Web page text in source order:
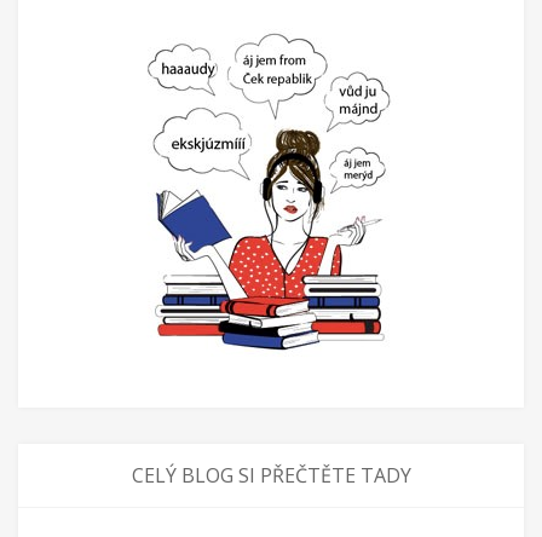
CELÝ BLOG SI PŘEČTĚTE TADY